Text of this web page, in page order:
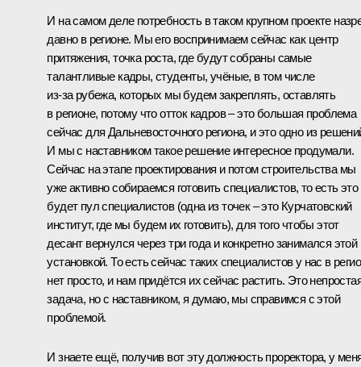
И на самом деле потребность в таком крупном проекте
давно в регионе. Мы его воспринимаем сейчас как центр
притяжения, точка роста, где будут собраны самые
талантливые кадры, студенты, учёные, в том числе
из‑за рубежа, которых мы будем закреплять, оставлять
в регионе, потому что отток кадров – это большая проблема
сейчас для Дальневосточного региона, и это одно из
И мы с наставником такое решение интересное продумали.
Сейчас на этапе проектирования и потом строительства мы
уже активно собираемся готовить специалистов, то есть это
будет пул специалистов (одна из точек – это Курчатовский
институт, где мы будем их готовить), для того чтобы этот
десант вернулся через три года и конкретно занимался этой
установкой. То есть сейчас таких специалистов у нас в
нет просто, и нам придётся их сейчас растить. Это
задача, но с наставником, я думаю, мы справимся с этой
проблемой.
И знаете ещё, получив вот эту должность проректора, у